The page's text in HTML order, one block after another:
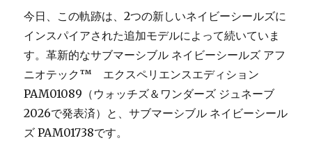
今日、この軌跡は、2つの新しいネイビーシールズに
インスパイアされた追加モデルによって続いていま
す。革新的なサブマーシブル ネイビーシールズ アフ
ニオテック™ エクスペリエンスエディション
PAM01089（ウォッチズ＆ワンダーズ ジュネーブ
2026で発表済）と、サブマーシブル ネイビーシール
ズ PAM01738です。